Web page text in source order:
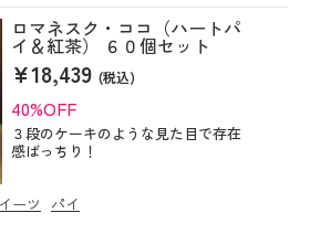
ロマネスク・ココ（ハートパ
イ＆紅茶） ６０個セット
¥18,439(税込)
40%OFF
３段のケーキのような見た目で存在
感ばっちり！
ーツ パイ